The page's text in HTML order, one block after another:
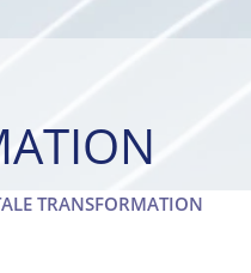
TRANSFORMATION